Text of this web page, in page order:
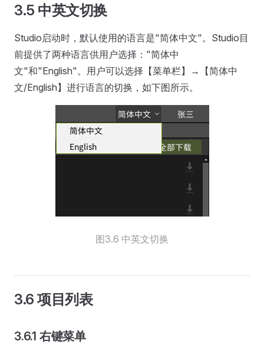
3.5 中英文切换
Studio启动时，默认使用的语言是"简体中文"。Studio目
前提供了两种语言供用户选择："简体中
文"和"English"。用户可以选择【菜单栏】→【简体中
文/English】进行语言的切换，如下图所示。
图3.6 中英文切换
3.6 项目列表
3.6.1 右键菜单